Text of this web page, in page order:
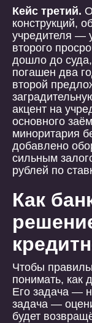
Кейс третий.
конструкций,
учредителя —
второго
дошло до
погашен два
второй
акцент на
основного
миноритария
добавлено
сильным
рублей по
Как
Чтобы
понимать, как
Его задача —
задача —
будет